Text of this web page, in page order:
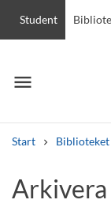
Student
menu
Meny
Start Biblioteket
Andra
Arkivera